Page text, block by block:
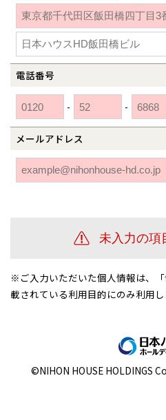
電話番号
- -
メールアドレス
※ご入力いただいた個人情報は、「
載されている利用目的にのみ利用し
©NIHON HOUSE HOLDINGS
栃木
群馬
奈良
滋賀
愛媛
鳥取
広島
山口
佐賀
熊本
宮崎
鹿児島
※現住所のある都道府県以外の建築
くの展示場又は店舗にお問合せくださ
応します。お気軽にご相談ください。
茨城県
水戸
栃木県
宇都宮
群馬県
伊勢崎
愛媛県
松山
佐賀県
佐賀
熊本県
熊本
大分県
大分
宮崎県
宮崎
鹿児島県
鹿児島